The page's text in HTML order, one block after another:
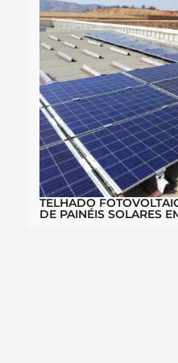
TELHADO
DE PAINÉIS SOLARES